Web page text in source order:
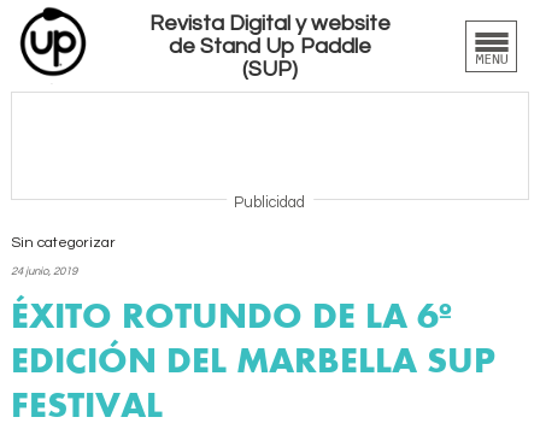
Revista Digital y website
de Stand Up Paddle
(SUP)
Publicidad
Sin categorizar
24 junio, 2019
ÉXITO ROTUNDO DE LA 6º
EDICIÓN DEL MARBELLA SUP
FESTIVAL